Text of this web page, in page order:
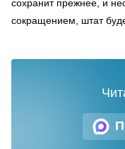
сохранит прежнее, и
сокращением, штат